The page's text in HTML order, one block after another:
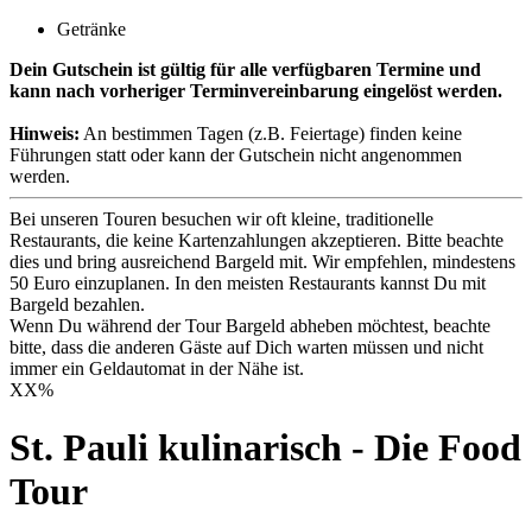
Getränke
Dein Gutschein ist gültig für alle verfügbaren Termine und
kann nach vorheriger Terminvereinbarung eingelöst werden.
Hinweis: An bestimmen Tagen (z.B. Feiertage) finden keine
Führungen statt oder kann der Gutschein nicht angenommen
werden.
Bei unseren Touren besuchen wir oft kleine, traditionelle
Restaurants, die keine Kartenzahlungen akzeptieren. Bitte beachte
dies und bring ausreichend Bargeld mit. Wir empfehlen, mindestens
50 Euro einzuplanen. In den meisten Restaurants kannst Du mit
Bargeld bezahlen.
Wenn Du während der Tour Bargeld abheben möchtest, beachte
bitte, dass die anderen Gäste auf Dich warten müssen und nicht
immer ein Geldautomat in der Nähe ist.
XX%
St. Pauli kulinarisch - Die Food
Tour